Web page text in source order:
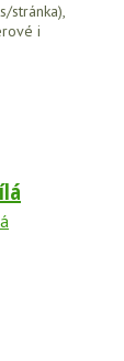
stránka),
i